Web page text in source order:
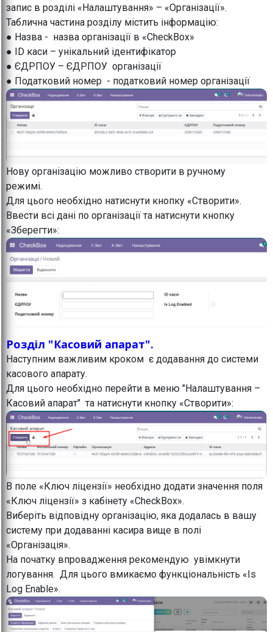
запис в розділі «Налаштування» – «Організації».
Таблична частина розділу містить інформацію:
● Назва - назва організації в «CheckBox»
● ID каси – унікальний ідентифікатор
● ЄДРПОУ – ЄДРПОУ організації
● Податковий номер - податковий номер організації
Нову організацію можливо створити в ручному
режимі.
Для цього необхідно натиснути кнопку «Створити».
Ввести всі дані по організації та натиснути кнопку
«Зберегти»:
Розділ "Касовий апарат".
Наступним важливим кроком є додавання до системи
касового апарату.
Для цього необхідно перейти в меню "Налаштування –
Касовий апарат" та натиснути кнопку «Створити»:
В поле «Ключ ліцензії» необхідно додати значення поля
«Ключ ліцензії» з кабінету «CheckBox».
Виберіть відповідну організацію, яка додалась в вашу
систему при додаванні касира вище в полі
«Організація».
На початку впровадження рекомендую увімкнути
логування. Для цього вмикаємо функціональність «Is
Log Enable».